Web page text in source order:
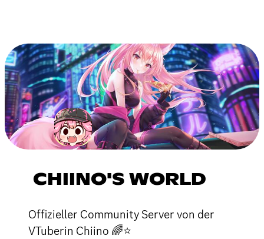
CHIINO'S WORLD
Offizieller Community Server von der
VTuberin Chiino 🌈⭐